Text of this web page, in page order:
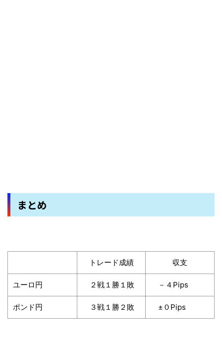
まとめ
トレード成績 収支
ユーロ円 ２戦１勝１敗 －４Pips
ポンド円 ３戦１勝２敗 ±０Pips